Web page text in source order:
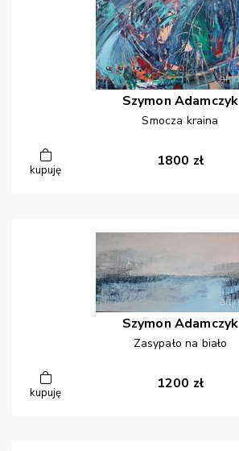
Szymon Adamczyk
Smocza kraina
kupuję
1800 zł
Szymon Adamczyk
Zasypało na biało
kupuję
1200 zł